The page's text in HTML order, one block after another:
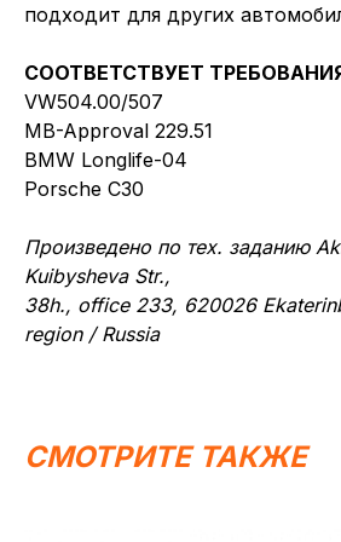
подходит для других
СООТВЕТСТВУЕТ
VW504.00/507
MB-Approval 229.51
BMW Longlife-04
Porsche C30
Произведено по тех. заданию
Kuibysheva Str.,
38h., office 233, 620026
region / Russia
СМОТРИТЕ ТАКЖЕ